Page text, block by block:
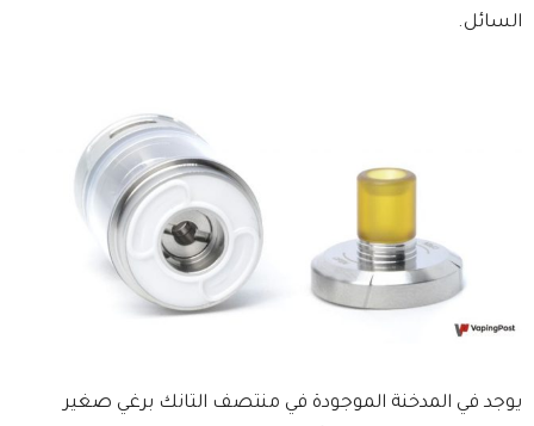
السائل.
يوجد في المدخنة الموجودة في منتصف التانك برغي صغير